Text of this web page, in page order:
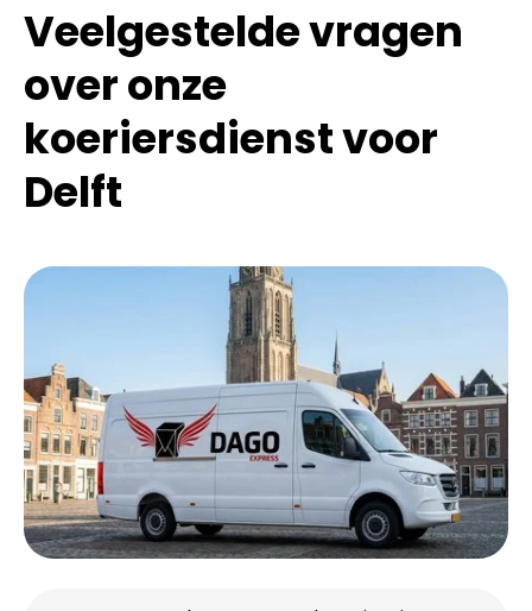
Veelgestelde vragen
over onze
koeriersdienst voor
Delft